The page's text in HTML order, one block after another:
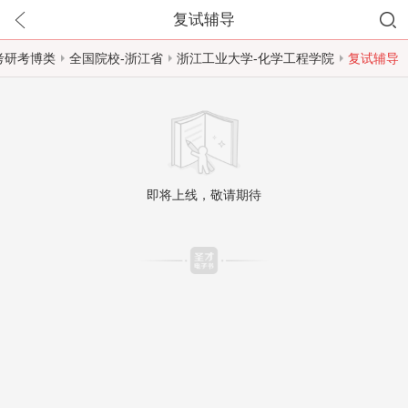
复试辅导
研考博类 全国院校-浙江省 浙江工业大学-化学工程学院 复试辅导
即将上线，敬请期待